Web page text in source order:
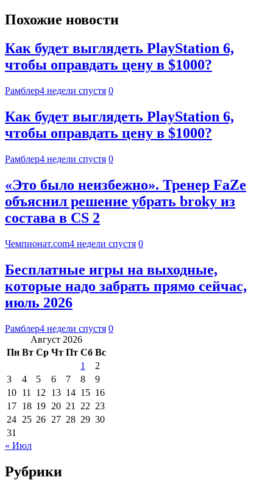
Похожие новости
Как будет выглядеть PlayStation 6,
чтобы оправдать цену в $1000?
Рамблер4 недели спустя 0
Как будет выглядеть PlayStation 6,
чтобы оправдать цену в $1000?
Рамблер4 недели спустя 0
«Это было неизбежно». Тренер FaZe
объяснил решение убрать broky из
состава в CS 2
Чемпионат.com4 недели спустя 0
Бесплатные игры на выходные,
которые надо забрать прямо сейчас,
июль 2026
Рамблер4 недели спустя 0
Август 2026
Пн Вт Ср Чт Пт Сб Вс
1
2
3
4 5 6 7 8
9
10 11 12 13 14 15 16
17 18 19 20 21 22 23
24 25 26 27 28 29 30
31
« Июл
Рубрики